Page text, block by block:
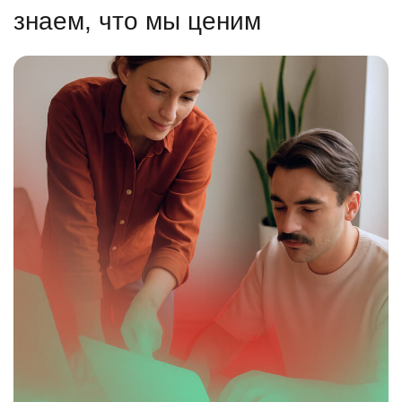
знаем, что мы ценим